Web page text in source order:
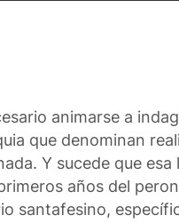
animarse a
que denominan
Y sucede que
años del
santafesino,